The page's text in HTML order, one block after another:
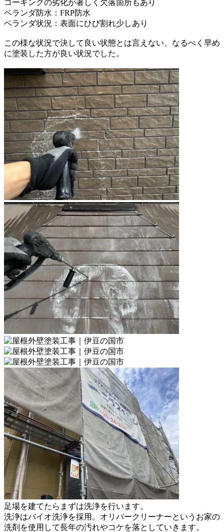
コーキングの劣化が著しく欠落箇所もあり
ベランダ防水：FRP防水
ベランダ状況：表面にひび割れ少しあり
この様な状況で決して良い状態とは言えない、 なるべく早め
に塗装した方が良い状況でした。
足場を建てたら まずは洗浄を行います。
洗浄はバイオ洗浄を採用。 オリバークリーナーというお家の
洗剤を使用して長年の汚れやコケを落としていきます。